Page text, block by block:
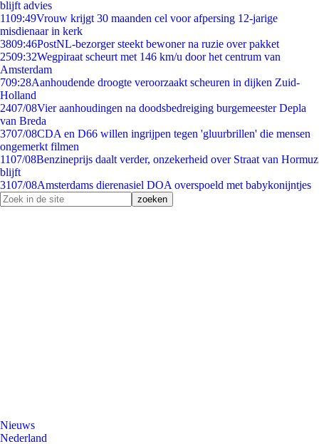
blijft advies
1109:49Vrouw krijgt 30 maanden cel voor afpersing 12-jarige
misdienaar in kerk
3809:46PostNL-bezorger steekt bewoner na ruzie over pakket
2509:32Wegpiraat scheurt met 146 km/u door het centrum van
Amsterdam
709:28Aanhoudende droogte veroorzaakt scheuren in dijken Zuid-
Holland
2407/08Vier aanhoudingen na doodsbedreiging burgemeester Depla
van Breda
3707/08CDA en D66 willen ingrijpen tegen 'gluurbrillen' die mensen
ongemerkt filmen
1107/08Benzineprijs daalt verder, onzekerheid over Straat van Hormuz
blijft
3107/08Amsterdams dierenasiel DOA overspoeld met babykonijntjes
Nieuws
Nederland